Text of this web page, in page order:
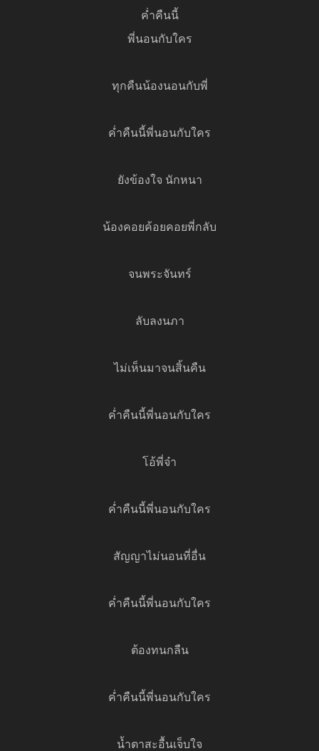
ค่ำคืนนี้
พี่นอนกับใคร
ทุกคืนน้องนอนกับพี่
ค่ำคืนนี้พี่นอนกับใคร
ยังข้องใจ นักหนา
น้องคอยค้อยคอยพี่กลับ
จนพระจันทร์
ลับลงนภา
ไม่เห็นมาจนสิ้นคืน
ค่ำคืนนี้พี่นอนกับใคร
โอ้พี่จ๋า
ค่ำคืนนี้พี่นอนกับใคร
สัญญาไม่นอนที่อื่น
ค่ำคืนนี้พี่นอนกับใคร
ต้องทนกลืน
ค่ำคืนนี้พี่นอนกับใคร
น้ำตาสะอื้นเจ็บใจ